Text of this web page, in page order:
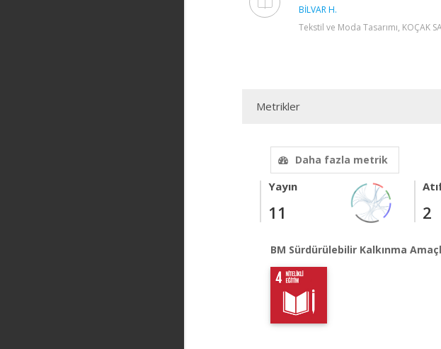
BİLVAR H.
Tekstil ve Moda Tasarımı, KOÇAK
Metrikler
Daha fazla metrik
Yayın
11 2
BM Sürdürülebilir Kalkınma